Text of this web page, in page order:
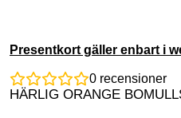
Presentkort gäller enbart i
0 recensioner
HÄRLIG ORANGE